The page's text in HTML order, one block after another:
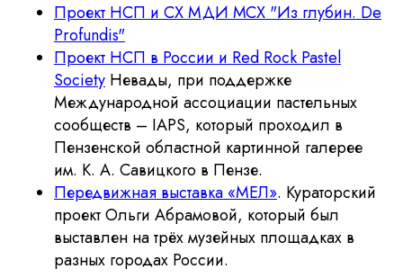
Проект НСП и СХ МДИ МСХ "Из глубин. De
Profundis"
Проект НСП в России и Red Rock Pastel
Society Невады, при поддержке
Международной ассоциации пастельных
сообществ – IAPS, который проходил в
Пензенской областной картинной галерее
им. К. А. Савицкого в Пензе.
Передвижная выставка «МЕЛ». Кураторский
проект Ольги Абрамовой, который был
выставлен на трёх музейных площадках в
разных городах России.
Отправить © 2026
Все картины и изображения, представленные на этом
сайте, являются собственностью каждого художника
и не могут быть использованы, изменены или
воспроизведены каким-либо образом без разрешения
художника.
info@pastelsociety.ru
Национальный союз пастелистов
Некоммерческая организация
ОГРН 1187700020298
ИНН 7728453231